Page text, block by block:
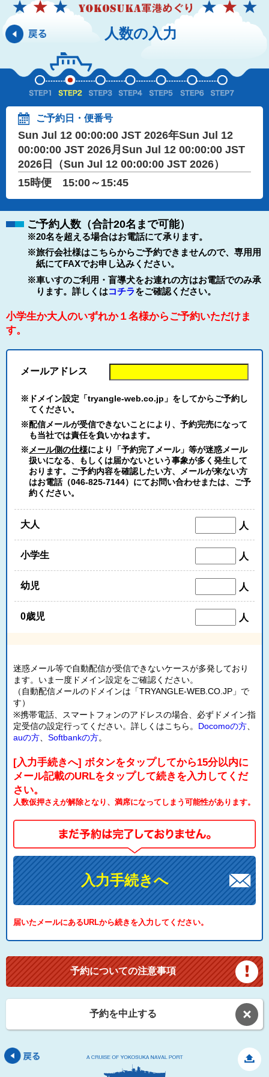
人数の入力
ご予約日・便番号
Sun Jul 12 00:00:00 JST 2026年Sun Jul 12
00:00:00 JST 2026月Sun Jul 12 00:00:00 JST
2026日（Sun Jul 12 00:00:00 JST 2026）
15時便 15:00～15:45
ご予約人数（合計20名まで可能）
※20名を超える場合はお電話にて承ります。
※旅行会社様はこちらからご予約できませんので、専用用
紙にてFAXでお申し込みください。
※車いすのご利用・盲導犬をお連れの方はお電話でのみ承
ります。詳しくはコチラをご確認ください。
小学生か大人のいずれか１名様からご予約いただけま
す。
メールアドレス
※ドメイン設定「tryangle-web.co.jp」をしてからご予約し
てください。
※配信メールが受信できないことにより、予約完売になって
も当社では責任を負いかねます。
※メール側の仕様により「予約完了メール」等が迷惑メール
扱いになる、もしくは届かないという事象が多く発生して
おります。ご予約内容を確認したい方、メールが来ない方
はお電話（046-825-7144）にてお問い合わせまたは、ご予
約ください。
大人 人
小学生 人
幼児 人
0歳児 人
迷惑メール等で自動配信が受信できないケースが多発しており
ます。いま一度ドメイン設定をご確認ください。
（自動配信メールのドメインは「TRYANGLE-WEB.CO.JP」で
す）
※携帯電話、スマートフォンのアドレスの場合、必ずドメイン指
定受信の設定行ってください。詳しくはこちら。 Docomoの方
auの方
Softbankの方。
[入力手続きへ] ボタンをタップしてから15分以内に
メール記載のURLをタップして続きを入力してくだ
さい。
人数仮押さえが解除となり、満席になってしまう可能性があります。
入力手続きへ
届いたメールにあるURLから続きを入力してください。
予約についての注意事項
予約を中止する